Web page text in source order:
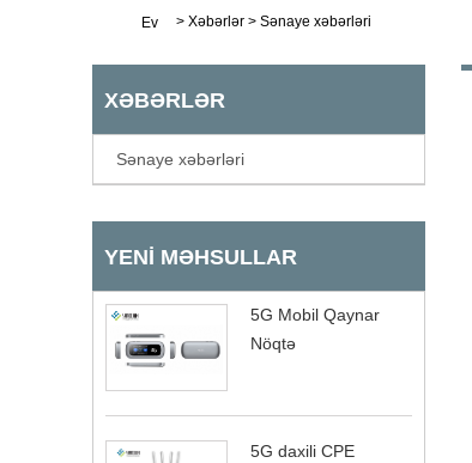
Ev > Xəbərlər > Sənaye xəbərləri
XƏBƏRLƏR
Sənaye xəbərləri
YENI MƏHSULLAR
5G Mobil Qaynar
Nöqtə
5G daxili CPE